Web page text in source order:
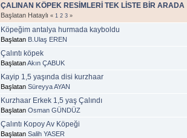
ÇALINAN KÖPEK RESİMLERİ TEK LİSTE BİR ARADA
Başlatan Hataylı « 1 2 3 »
Köpeğim antalya hurmada kayboldu
Başlatan B.Ulaş EREN
Çalıntı köpek
BaşlatanAkın ÇABUK
Kayip 1,5 yaşında disi kurzhaar
Başlatan Süreyya AYAN
Kurzhaar Erkek 1,5 yaş Çalındı
Başlatan Osman GÜNDÜZ
Çalıntı Kopoy Av Köpeği
Başlatan Salih YASER